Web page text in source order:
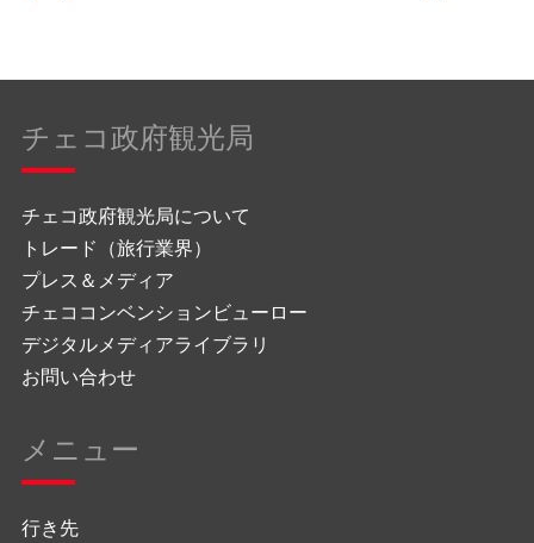
チェコ政府観光局
チェコ政府観光局について
トレード（旅行業界）
プレス＆メディア
チェココンベンションビューロー
デジタルメディアライブラリ
お問い合わせ
メニュー
行き先